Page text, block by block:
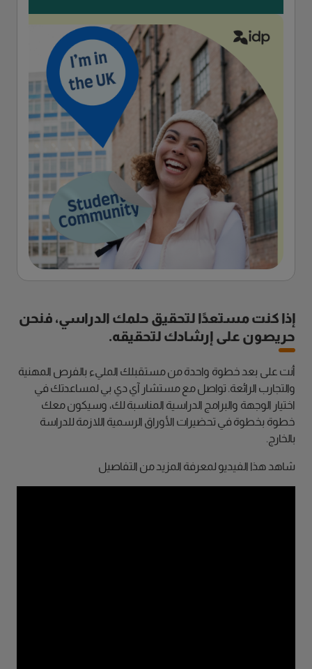
إذا كنت مستعدًا لتحقيق حلمك الدراسي، فنحن
حريصون على إرشادك لتحقيقه.
أنت على بعد خطوة واحدة من مستقبلك المليء بالفرص المهنية
والتجارب الرائعة. تواصل مع مستشار آي دي بي لمساعدتك في
اختيار الوجهة والبرامج الدراسية المناسبة لك، وسيكون معك
خطوة بخطوة في تحضيرات الأوراق الرسمية اللازمة للدراسة
بالخارج.
شاهد هذا الفيديو لمعرفة المزيد من التفاصيل